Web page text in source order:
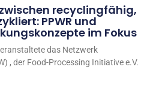
recyclingfähig,
PPWR und
im Fokus
das Netzwerk
, der Food-Processing Initiative e.V.